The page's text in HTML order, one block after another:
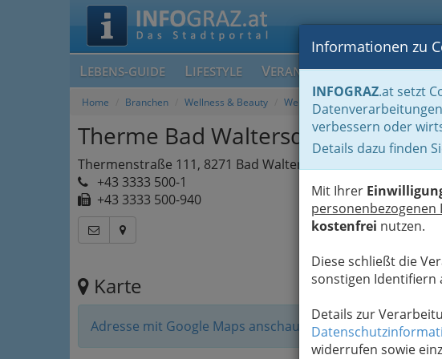
LEBENS-GUIDE LIFESTYLE VERANSTALTUNGEN BLOGS
Informationen zu
INFOGRAZ.at setzt
verbessern oder
Details dazu finden
Mit Ihrer
kostenfrei nutzen.
Diese schließt die
sonstigen Identifiern
Details zur
widerrufen sowie
Home Branchen Wellness & Beauty Wellness rund um Graz
Therme Bad Waltersdorf
Thermenstraße 111, 8271 Bad Waltersdorf
+43 3333 500-1
+43 3333 500-940
Karte
Adresse mit Google Maps anschauen